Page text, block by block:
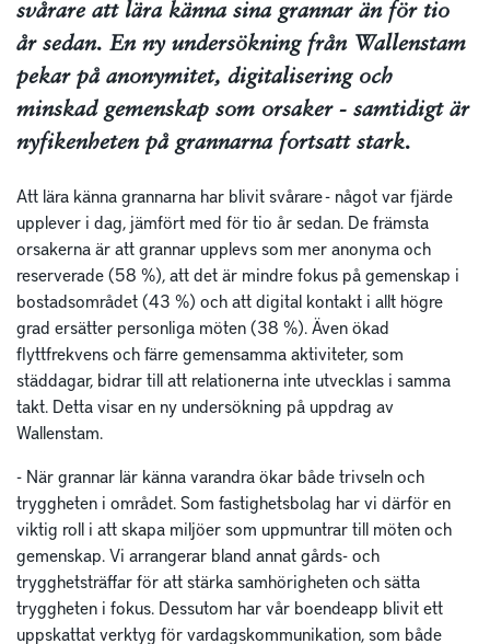
svårare att lära känna sina grannar än för tio
år sedan. En ny undersökning från Wallenstam
pekar på anonymitet, digitalisering och
minskad gemenskap som orsaker - samtidigt är
nyfikenheten på grannarna fortsatt stark.
Att lära känna grannarna har blivit svårare - något var fjärde
upplever i dag, jämfört med för tio år sedan. De främsta
orsakerna är att grannar upplevs som mer anonyma och
reserverade (58 %), att det är mindre fokus på gemenskap i
bostadsområdet (43 %) och att digital kontakt i allt högre
grad ersätter personliga möten (38 %). Även ökad
flyttfrekvens och färre gemensamma aktiviteter, som
städdagar, bidrar till att relationerna inte utvecklas i samma
takt. Detta visar en ny undersökning på uppdrag av
Wallenstam.
- När grannar lär känna varandra ökar både trivseln och
tryggheten i området. Som fastighetsbolag har vi därför en
viktig roll i att skapa miljöer som uppmuntrar till möten och
gemenskap. Vi arrangerar bland annat gårds- och
trygghetsträffar för att stärka samhörigheten och sätta
tryggheten i fokus. Dessutom har vår boendeapp blivit ett
uppskattat verktyg för vardagskommunikation, som både